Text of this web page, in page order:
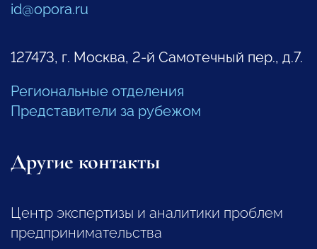
id@opora.ru
127473, г. Москва, 2-й Самотечный пер., д.7.
Региональные отделения
Представители за рубежом
Другие контакты
Центр экспертизы и аналитики проблем
предпринимательства